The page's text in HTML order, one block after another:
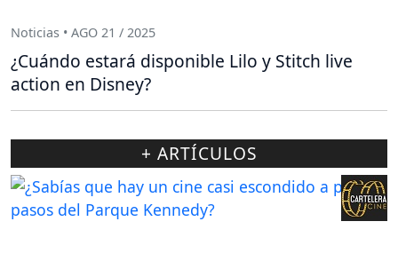
Noticias • AGO 21 / 2025
¿Cuándo estará disponible Lilo y Stitch live
action en Disney?
+ ARTÍCULOS